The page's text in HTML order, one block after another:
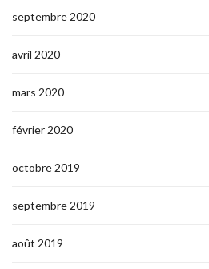
septembre 2020
avril 2020
mars 2020
février 2020
octobre 2019
septembre 2019
août 2019